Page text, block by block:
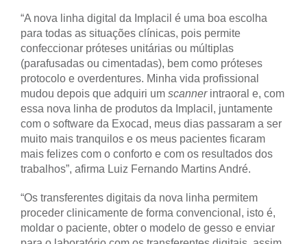
“A nova linha digital da Implacil é uma boa escolha
para todas as situações clínicas, pois permite
confeccionar próteses unitárias ou múltiplas
(parafusadas ou cimentadas), bem como próteses
protocolo e overdentures. Minha vida profissional
mudou depois que adquiri um scanner intraoral e, com
essa nova linha de produtos da Implacil, juntamente
com o software da Exocad, meus dias passaram a ser
muito mais tranquilos e os meus pacientes ficaram
mais felizes com o conforto e com os resultados dos
trabalhos”, afirma Luiz Fernando Martins André.
“Os transferentes digitais da nova linha permitem
proceder clinicamente de forma convencional, isto é,
moldar o paciente, obter o modelo de gesso e enviar